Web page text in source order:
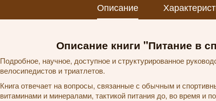
Описание
Описание книги "Питание в
Подробное, научное, доступное и структурированное
велосипедистов и триатлетов.
Книга отвечает на вопросы, связанные с обычным и
витаминами и минералами, тактикой питания до, во время и